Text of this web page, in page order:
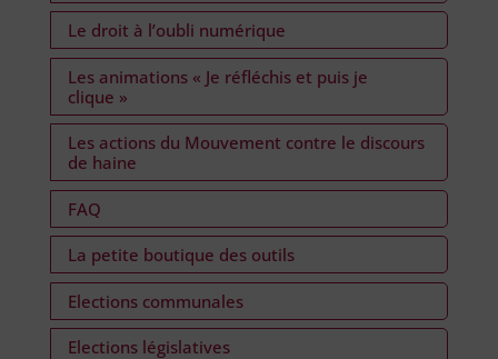
Le droit à l’oubli numérique
Les animations « Je réfléchis et puis je
clique »
Les actions du Mouvement contre le discours
de haine
FAQ
La petite boutique des outils
Elections communales
Elections législatives